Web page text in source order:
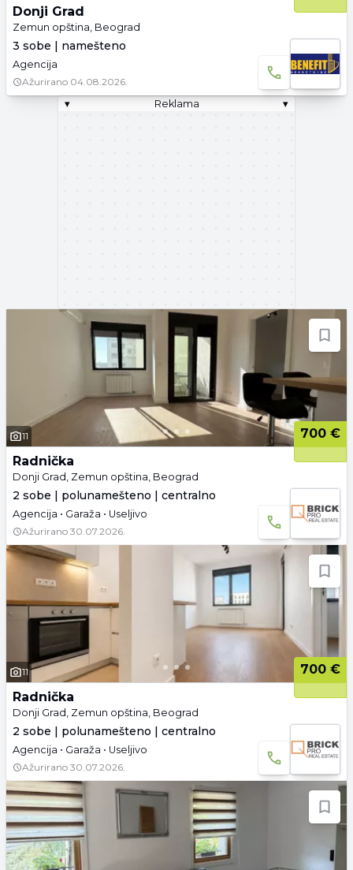
Donji Grad
Zemun opština, Beograd
3 sobe | namešteno
Agencija
Ažurirano 04.08.2026.
▾
Reklama ▾
11
700 €
Radnička
Donji Grad, Zemun opština, Beograd
2 sobe | polunamešteno | centralno
Agencija • Garaža • Useljivo
Ažurirano 30.07.2026.
11
700 €
Radnička
Donji Grad, Zemun opština, Beograd
2 sobe | polunamešteno | centralno
Agencija • Garaža • Useljivo
Ažurirano 30.07.2026.